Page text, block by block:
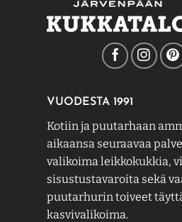
VUODESTA 1991
Kotiin ja puutarhaan
aikaansa seuraavaa
valikoima leikkokukkia,
sisustustavaroita sekä
puutarhurin toiveet
kasvivalikoima.